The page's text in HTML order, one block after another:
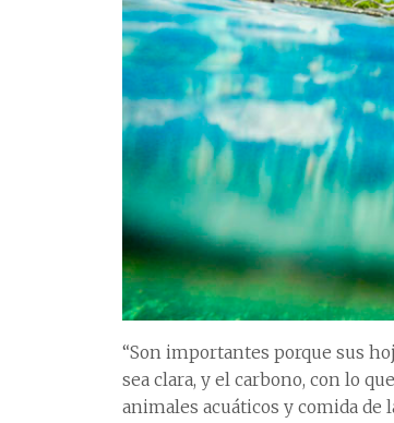
“Son importantes porque sus
sea clara, y el carbono, con lo
animales acuáticos y comida de